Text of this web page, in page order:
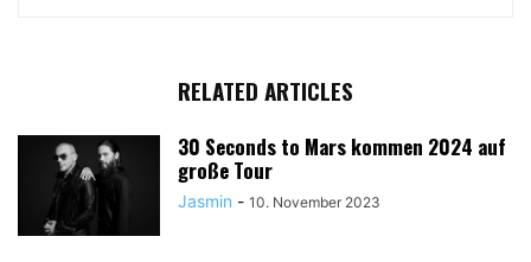
RELATED ARTICLES
30 Seconds to Mars kommen 2024 auf
große Tour
Jasmin - 10. November 2023